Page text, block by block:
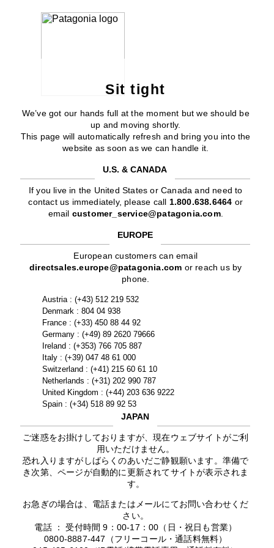
Sit tight
We’ve got our hands full at the moment but we should be
up and moving shortly.
This page will automatically refresh and bring you into the
website as soon as we can handle it.
U.S. & CANADA
If you live in the United States or Canada and need to
contact us immediately, please call 1.800.638.6464 or
email customer_service@patagonia.com.
EUROPE
European customers can email
directsales.europe@patagonia.com or reach us by
phone.
Austria : (+43) 512 219 532
Denmark : 804 04 938
France : (+33) 450 88 44 92
Germany : (+49) 89 2620 79666
Ireland : (+353) 766 705 887
Italy : (+39) 047 48 61 000
Switzerland : (+41) 215 60 61 10
Netherlands : (+31) 202 990 787
United Kingdom : (+44) 203 636 9222
Spain : (+34) 518 89 92 53
JAPAN
ご迷惑をお掛けしておりますが、現在ウェブサイトがご利
用いただけません。
恐れ入りますがしばらくのあいだご静観願います。準備で
き次第、ページが自動的に更新されてサイトが表示されま
す。
お急ぎの場合は、電話またはメールにてお問い合わせくだ
さい。
電話 ： 受付時間 9：00-17：00（日・祝日も営業）
0800-8887-447（フリーコール・通話料無料）